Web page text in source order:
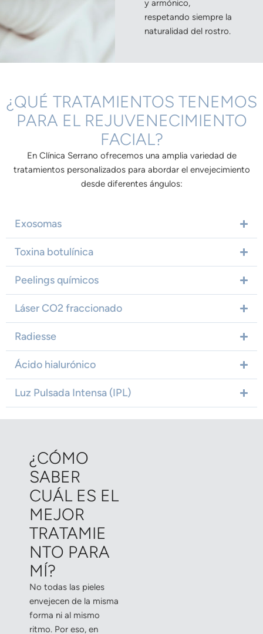
y armónico,
respetando siempre la
naturalidad del rostro.
¿QUÉ TRATAMIENTOS TENEMOS
PARA EL REJUVENECIMIENTO
FACIAL?
En Clínica Serrano ofrecemos una amplia variedad de
tratamientos personalizados para abordar el envejecimiento
desde diferentes ángulos:
Exosomas
Toxina botulínica
Peelings químicos
Láser CO2 fraccionado
Radiesse
Ácido hialurónico
Luz Pulsada Intensa (IPL)
¿CÓMO
SABER
CUÁL ES EL
MEJOR
TRATAMIE
NTO PARA
MÍ?
No todas las pieles
envejecen de la misma
forma ni al mismo
ritmo. Por eso, en